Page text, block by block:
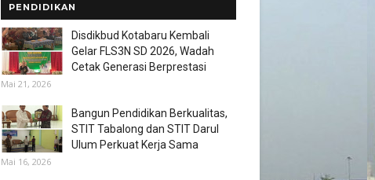
PENDIDIKAN
Disdikbud Kotabaru Kembali
Gelar FLS3N SD 2026, Wadah
Cetak Generasi Berprestasi
Mai 21, 2026
Bangun Pendidikan Berkualitas,
STIT Tabalong dan STIT Darul
Ulum Perkuat Kerja Sama
Mai 16, 2026